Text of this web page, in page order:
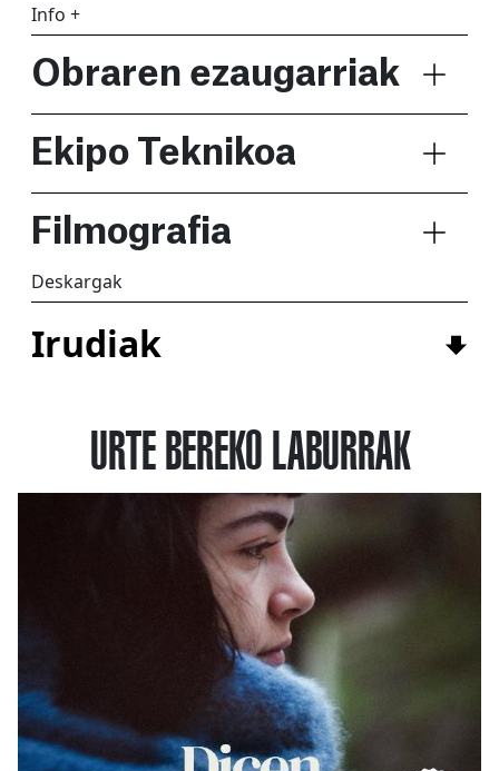
Info +
Obraren ezaugarriak
Ekipo Teknikoa
Filmografia
Deskargak
Irudiak
URTE BEREKO LABURRAK